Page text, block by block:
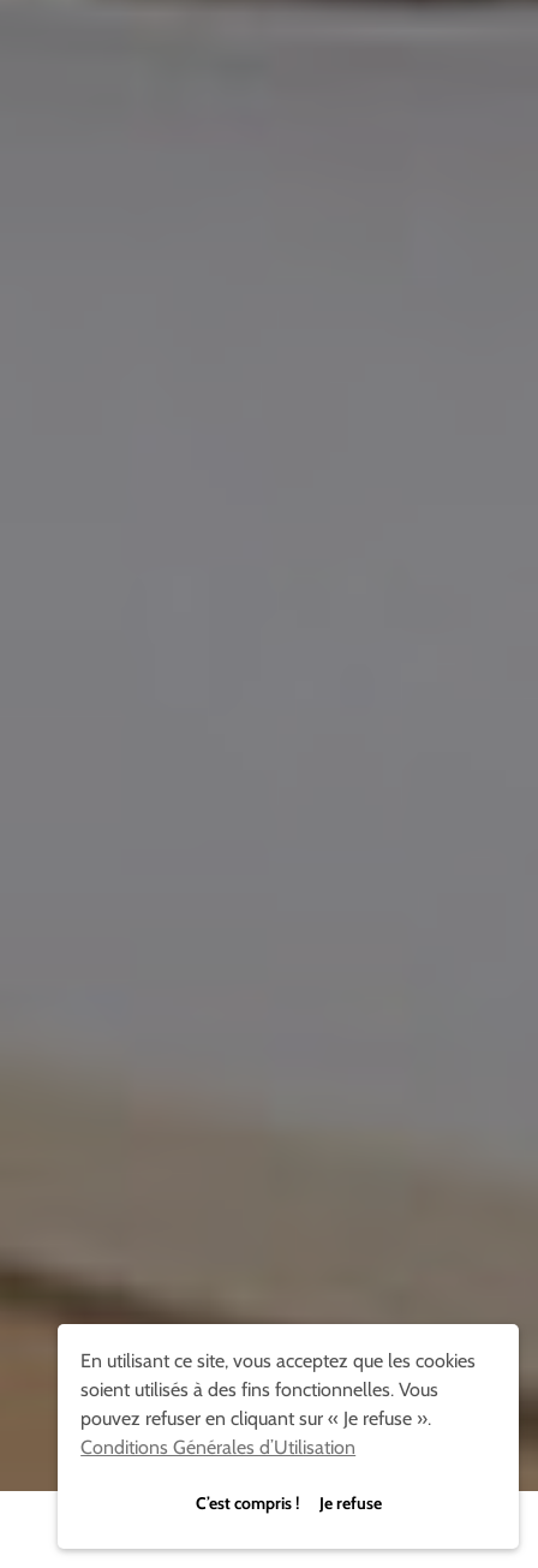
En utilisant ce site, vous acceptez que les cookies
soient utilisés à des fins fonctionnelles. Vous
pouvez refuser en cliquant sur « Je refuse ».
Conditions Générales d’Utilisation
C’est compris ! Je refuse